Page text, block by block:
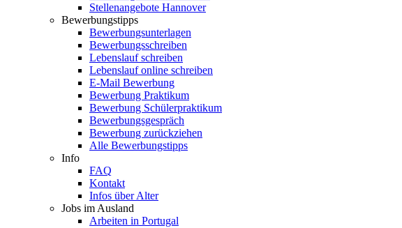
Stellenangebote Hannover
Bewerbungstipps
Bewerbungsunterlagen
Bewerbungsschreiben
Lebenslauf schreiben
Lebenslauf online schreiben
E-Mail Bewerbung
Bewerbung Praktikum
Bewerbung Schülerpraktikum
Bewerbungsgespräch
Bewerbung zurückziehen
Alle Bewerbungstipps
Info
FAQ
Kontakt
Infos über Alter
Jobs im Ausland
Arbeiten in Portugal